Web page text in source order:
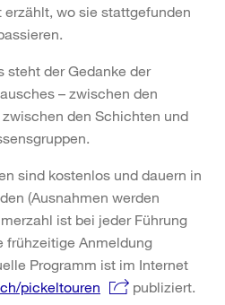
wo sie stattgefunden
steht der Gedanke der
– zwischen den
den Schichten und
sind kostenlos und dauern in
(Ausnahmen werden
ist bei jeder Führung
frühzeitige Anmeldung
Programm ist im Internet
pickeltouren
publiziert.